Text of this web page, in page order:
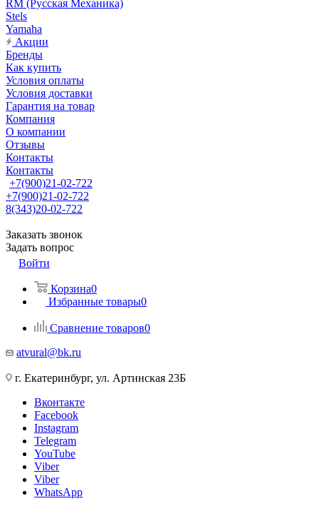
RM (Русская Механика)
Stels
Yamaha
Акции
Бренды
Как купить
Условия оплаты
Условия доставки
Гарантия на товар
Компания
О компании
Отзывы
Контакты
Контакты
+7(900)21-02-722
+7(900)21-02-722
8(343)20-02-722
Заказать звонок
Задать вопрос
Войти
Корзина0
Избранные товары0
Сравнение товаров0
atvural@bk.ru
г. Екатеринбург, ул. Артинская 23Б
Вконтакте
Facebook
Instagram
Telegram
YouTube
Viber
Viber
WhatsApp